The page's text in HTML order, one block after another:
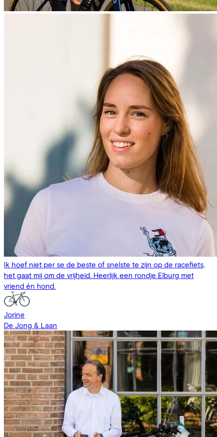
Ik hoef niet per se de beste of snelste te zijn op de racefiets,
het gaat mij om de vrijheid. Heerlijk een rondje Elburg met
vriend én hond.
Jorine
De Jong & Laan